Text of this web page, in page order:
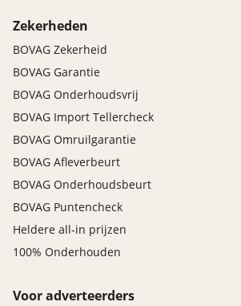
Zekerheden
BOVAG Zekerheid
BOVAG Garantie
BOVAG Onderhoudsvrij
BOVAG Import Tellercheck
BOVAG Omruilgarantie
BOVAG Afleverbeurt
BOVAG Onderhoudsbeurt
BOVAG Puntencheck
Heldere all-in prijzen
100% Onderhouden
Voor adverteerders